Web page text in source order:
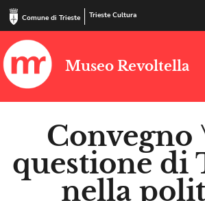
Comune di Trieste Trieste Cultura
Museo Revoltella
Convegno
questione di
nella